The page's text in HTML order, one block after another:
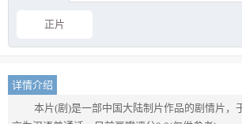
正片
详情介绍
本片(剧)是一部中国大陆制片作品的剧情片，